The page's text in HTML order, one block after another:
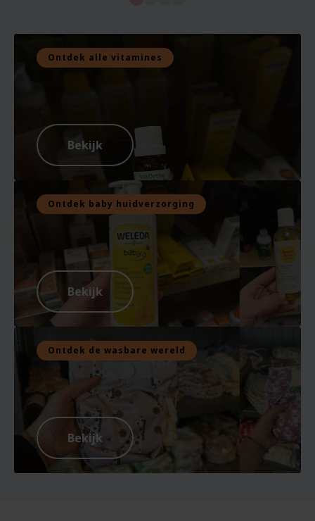
Ontdek alle vitamines
Bekijk
Ontdek baby huidverzorging
Bekijk
Ontdek de wasbare wereld
Bekijk